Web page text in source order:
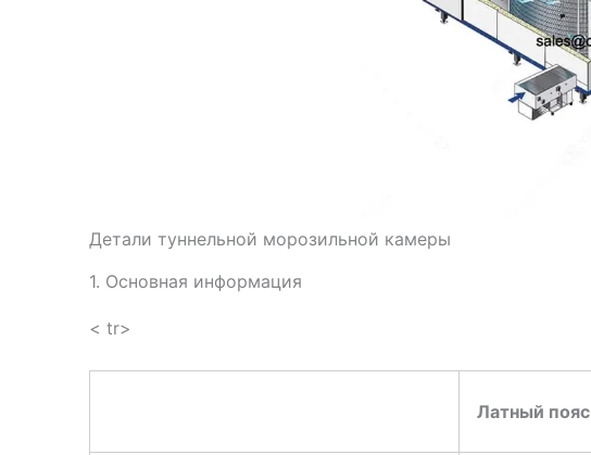
Детали туннельной морозильной камеры
1. Основная информация
< tr>
Латный пояс